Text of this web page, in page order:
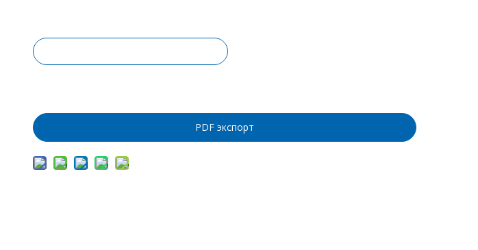
PDF экспорт